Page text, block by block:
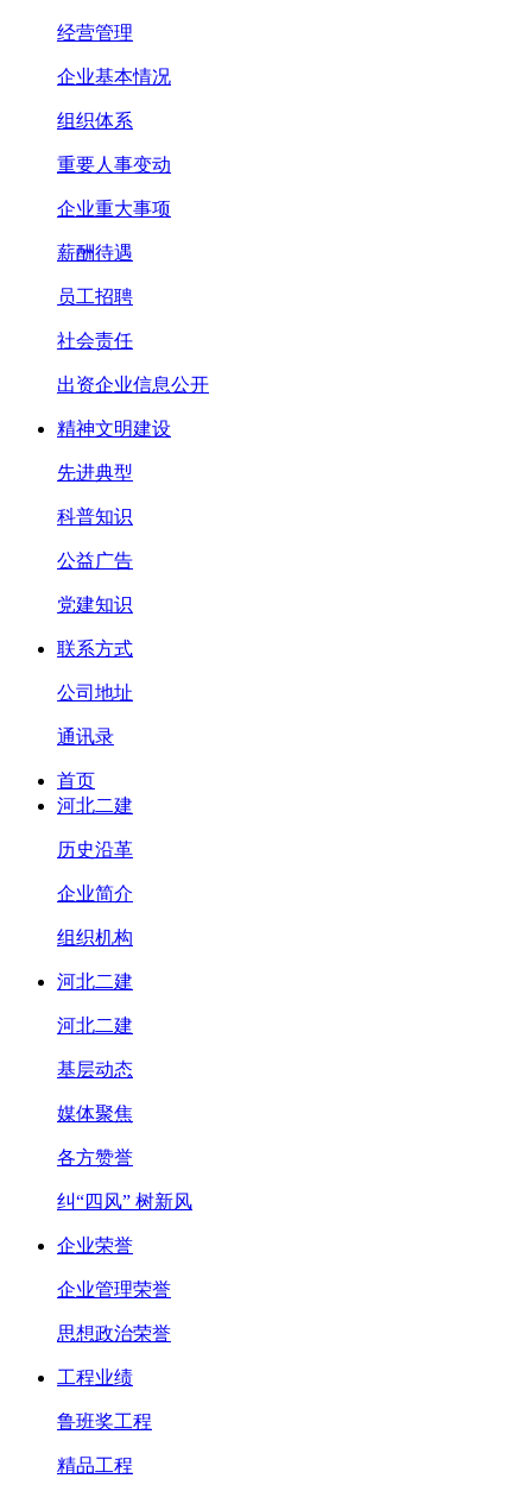
经营管理
企业基本情况
组织体系
重要人事变动
企业重大事项
薪酬待遇
员工招聘
社会责任
出资企业信息公开
精神文明建设
先进典型
科普知识
公益广告
党建知识
联系方式
公司地址
通讯录
首页
河北二建
历史沿革
企业简介
组织机构
河北二建
河北二建
基层动态
媒体聚焦
各方赞誉
纠“四风” 树新风
企业荣誉
企业管理荣誉
思想政治荣誉
工程业绩
鲁班奖工程
精品工程